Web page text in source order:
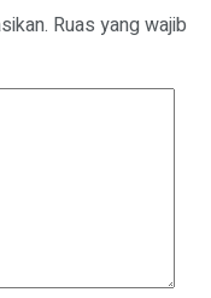
Ruas yang wajib